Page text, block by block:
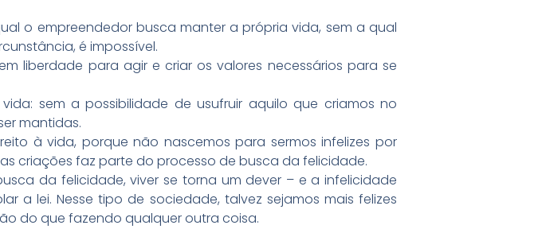
o empreendedor busca manter a própria vida, sem a qual
é impossível.
liberdade para agir e criar os valores necessários para se
sem a possibilidade de usufruir aquilo que criamos no
mantidas.
à vida, porque não nascemos para sermos infelizes por
criações faz parte do processo de busca da felicidade.
da felicidade, viver se torna um dever – e a infelicidade
a lei. Nesse tipo de sociedade, talvez sejamos mais felizes
do que fazendo qualquer outra coisa.